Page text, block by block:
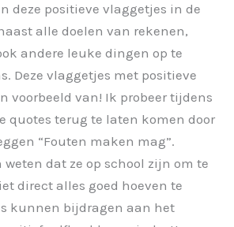
deze positieve vlaggetjes in de
alle doelen van rekenen,
andere leuke dingen op te
Deze vlaggetjes met positieve
voorbeeld van! Ik probeer tijdens
quotes terug te laten komen door
“Fouten maken mag”.
dat ze op school zijn om te
direct alles goed hoeven te
kunnen bijdragen aan het